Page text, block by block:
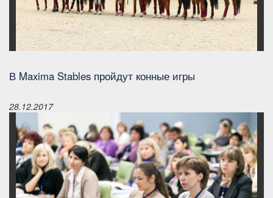
В Maxima Stables пройдут конные игры
28.12.2017